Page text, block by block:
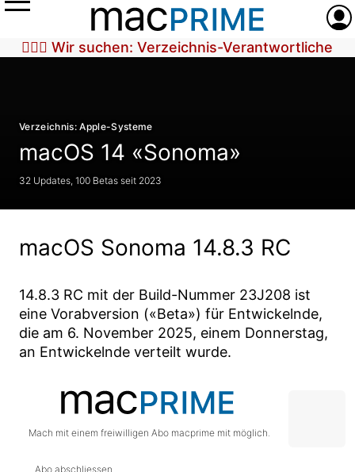
Menü
🕵🏼‍♀️ Wir suchen: Verzeichnis-Verantwortliche
Verzeichnis: Apple-Systeme
macOS 14 «Sonoma»
32 Updates, 100 Betas seit 2023
macOS Sonoma 14.8.3 RC
14.8.3 RC mit der Build-Nummer 23J208 ist
eine Vorabversion («Beta») für Entwickelnde,
die am 6. November 2025, einem Donnerstag,
an Entwickelnde verteilt wurde.
Mach mit einem freiwilligen Abo macprime mit möglich.
Abo abschliessen